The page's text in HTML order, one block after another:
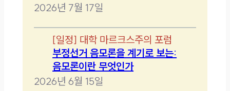
2026년 7월 17일
[일정] 대학 마르크스주의 포럼
부정선거 음모론을 계기로 보는:
음모론이란 무엇인가
2026년 6월 15일